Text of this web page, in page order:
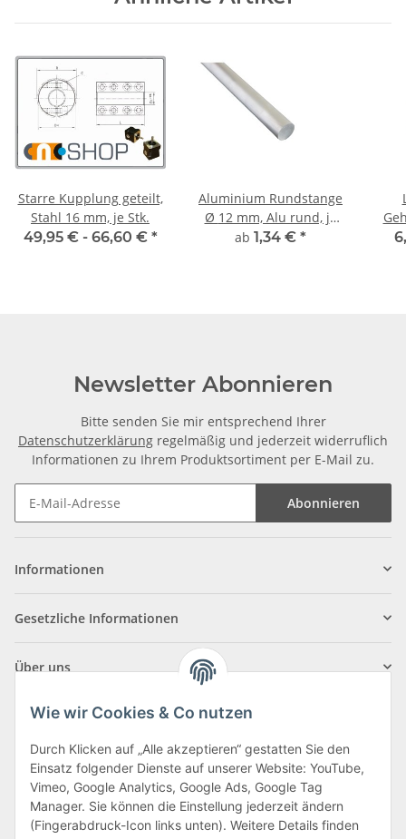
Starre Kupplung geteilt,
Stahl 16 mm, je Stk.
49,95 € - 66,60 € *
Aluminium Rundstange
Ø 12 mm, Alu rund, je
100 mm, AlMgSi0,5
ab 1,34 € *
Newsletter Abonnieren
Bitte senden Sie mir entsprechend Ihrer
Datenschutzerklärung regelmäßig und jederzeit widerruflich
Informationen zu Ihrem Produktsortiment per E-Mail zu.
Abonnieren
Informationen
Gesetzliche Informationen
Über uns
Klagenfurter Straße 29
9556 Liebenfels
Wie wir Cookies & Co nutzen
Durch Klicken auf „Alle akzeptieren“ gestatten Sie den
Einsatz folgender Dienste auf unserer Website: YouTube,
Vimeo, Google Analytics, Google Ads, Google Tag
Manager. Sie können die Einstellung jederzeit ändern
(Fingerabdruck-Icon links unten). Weitere Details finden